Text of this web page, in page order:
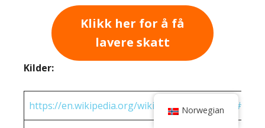
Klikk her for å få
lavere skatt
Kilder:
https://en.wikipedia.org/wiki/ Norwegian